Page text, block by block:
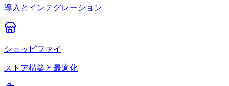
導入とインテグレーション
ショッピファイ
ストア構築と最適化